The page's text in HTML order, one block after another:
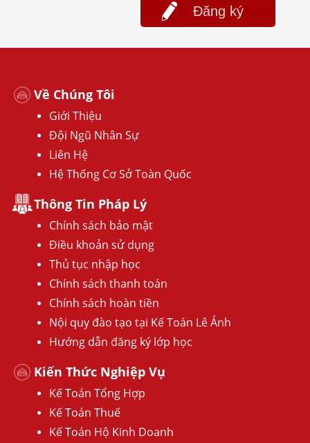
Đăng ký
Về Chúng Tôi
Giới Thiệu
Đội Ngũ Nhân Sự
Liên Hệ
Hệ Thống Cơ Sở Toàn Quốc
Thông Tin Pháp Lý
Chính sách bảo mật
Điều khoản sử dụng
Thủ tục nhập học
Chính sách thanh toán
Chính sách hoàn tiền
Nội quy đào tạo tại Kế Toán Lê Ánh
Hướng dẫn đăng ký lớp học
Kiến Thức Nghiệp Vụ
Kế Toán Tổng Hợp
Kế Toán Thuế
Kế Toán Hộ Kinh Doanh